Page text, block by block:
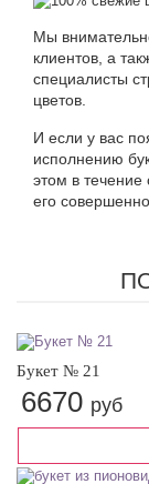
Мы
клиентов, а
специалисты
цветов.
И если у вас
исполнению
этом в течение
его
Букет № 21
6670 руб